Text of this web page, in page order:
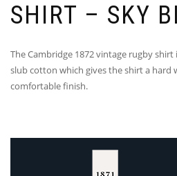
SHIRT – SKY
The Cambridge 1872 vintage rugby
slub cotton which gives the shirt a hard
comfortable finish.